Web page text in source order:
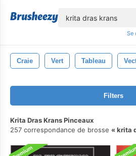
Se
Craie Vert Tableau
Filters
Krita Dras Krans Pinceaux
257 correspondance de brosse
krita